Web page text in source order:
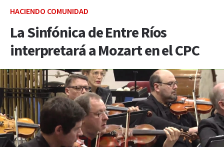
HACIENDO COMUNIDAD
La Sinfónica de Entre Ríos
interpretará a Mozart en el CPC